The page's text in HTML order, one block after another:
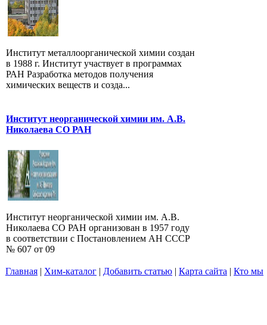
Институт металлоорганической химии создан
в 1988 г. Институт участвует в программах
РАН Разработка методов получения
химических веществ и созда...
Институт неорганической химии им. А.В.
Николаева СО РАН
Институт неорганической химии им. А.В.
Николаева СО РАН организован в 1957 году
в соответствии с Постановлением АН СССР
№ 607 от 09
Главная | Хим-каталог | Добавить статью | Карта сайта | Кто мы